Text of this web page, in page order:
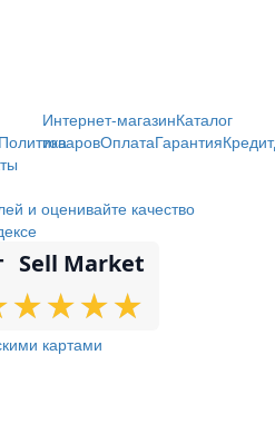
Политика
Интернет-магазинКаталог
товаровОплатаГарантияКредит
Sell Market
★
★★
★★
★★
★